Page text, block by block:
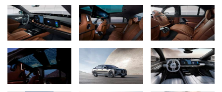
Parkassistenten, KI‑gestützte Parkplatz-Erkennung und Manöver-
Planung besonders intuitiv und komfortabel.
Freude am Fahren trifft Freude am Gefahrenwerden: einzigartige
Kombination aus Fahrdynamik und Komfort.
Die neue BMW 7er Limousine vereint wie gehabt beeindruckende
Fahrdynamik mit dem Komfort einer Luxus-Chauffeurslimousine
und erfüllt so die vielfältigen Ansprüche unterschiedlicher